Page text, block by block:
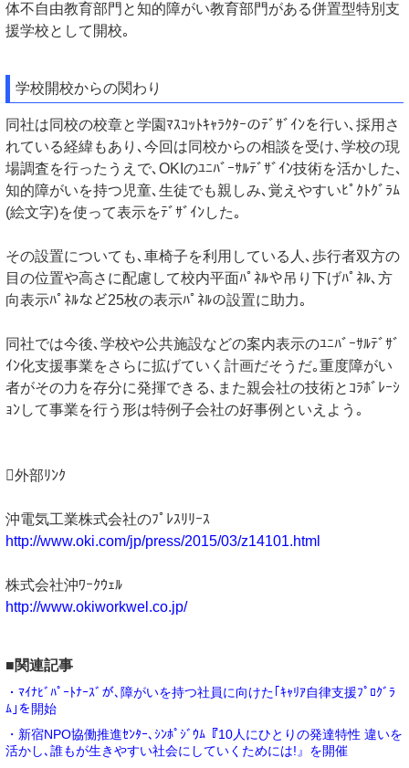
体不自由教育部門と知的障がい教育部門がある併置型特別支
援学校として開校｡
学校開校からの関わり
同社は同校の校章と学園ﾏｽｺｯﾄｷｬﾗｸﾀｰのﾃﾞｻﾞｲﾝを行い､採用さ
れている経緯もあり､今回は同校からの相談を受け､学校の現
場調査を行ったうえで､OKIのﾕﾆﾊﾞｰｻﾙﾃﾞｻﾞｲﾝ技術を活かした､
知的障がいを持つ児童､生徒でも親しみ､覚えやすいﾋﾟｸﾄｸﾞﾗﾑ
(絵文字)を使って表示をﾃﾞｻﾞｲﾝした｡
その設置についても､車椅子を利用している人､歩行者双方の
目の位置や高さに配慮して校内平面ﾊﾟﾈﾙや吊り下げﾊﾟﾈﾙ､方
向表示ﾊﾟﾈﾙなど25枚の表示ﾊﾟﾈﾙの設置に助力｡
同社では今後､学校や公共施設などの案内表示のﾕﾆﾊﾞｰｻﾙﾃﾞｻﾞ
ｲﾝ化支援事業をさらに拡げていく計画だそうだ｡重度障がい
者がその力を存分に発揮できる､また親会社の技術とｺﾗﾎﾞﾚｰｼ
ｮﾝして事業を行う形は特例子会社の好事例といえよう｡
外部ﾘﾝｸ
沖電気工業株式会社のﾌﾟﾚｽﾘﾘｰｽ
http://www.oki.com/jp/press/2015/03/z14101.html
株式会社沖ﾜｰｸｳｪﾙ
http://www.okiworkwel.co.jp/
■関連記事
・ﾏｲﾅﾋﾞﾊﾟｰﾄﾅｰｽﾞが､障がいを持つ社員に向けた｢ｷｬﾘｱ自律支援ﾌﾟﾛｸﾞﾗ
ﾑ｣を開始
・新宿NPO協働推進ｾﾝﾀｰ､ｼﾝﾎﾟｼﾞｳﾑ『10人にひとりの発達特性 違いを
活かし､誰もが生きやすい社会にしていくためには!』を開催